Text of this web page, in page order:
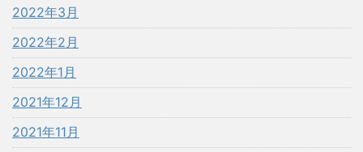
2022年3月
2022年2月
2022年1月
2021年12月
2021年11月